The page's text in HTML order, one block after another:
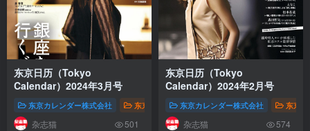
东京日历（Tokyo
Calendar）2024年3月号
东京カレンダー株式会社 东京日历（Tokyo Calendar，东京カレンダー）
杂志猫 501
东京日历（Tokyo
Calendar）2024年2月号
东京カレンダー株式会社 东京
杂志猫 574